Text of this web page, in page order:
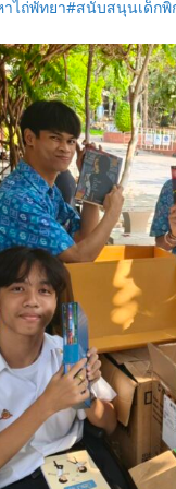
ไถ่พัทยา#สนับสนุนเด็กพิ